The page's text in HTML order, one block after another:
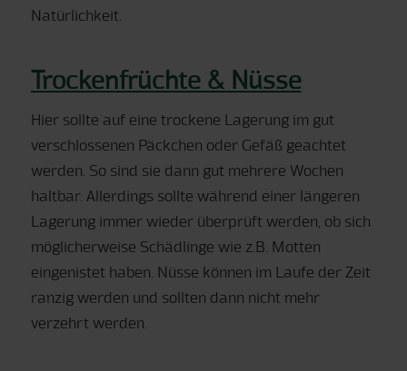
Natürlichkeit.
Trockenfrüchte & Nüsse
Hier sollte auf eine trockene Lagerung im gut
verschlossenen Päckchen oder Gefäß geachtet
werden. So sind sie dann gut mehrere Wochen
haltbar. Allerdings sollte während einer längeren
Lagerung immer wieder überprüft werden, ob sich
möglicherweise Schädlinge wie z.B. Motten
eingenistet haben. Nüsse können im Laufe der Zeit
ranzig werden und sollten dann nicht mehr
verzehrt werden.